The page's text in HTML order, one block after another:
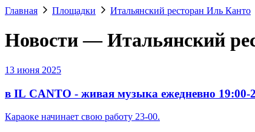
Главная Площадки Итальянский ресторан Иль Канто
Новости — Итальянский
13 июня 2025
в IL CANTO - живая музыка ежедневно 19:00-
Караоке начинает свою работу 23-00.